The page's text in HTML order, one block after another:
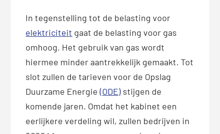
In tegenstelling tot de belasting voor
elektriciteit gaat de belasting voor gas
omhoog. Het gebruik van gas wordt
hiermee minder aantrekkelijk gemaakt. Tot
slot zullen de tarieven voor de Opslag
Duurzame Energie(ODE) stijgen de
komende jaren. Omdat het kabinet een
eerlijkere verdeling wil, zullen bedrijven in